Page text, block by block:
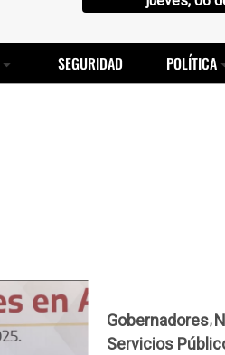
SEGURIDAD POLÍTICA
Gobernadores
Servicios